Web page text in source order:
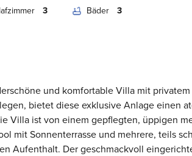
3 Bäder 3
und komfortable Villa mit
bietet diese exklusive Anlage einen
Villa ist von einem gepflegten, üppigen
mit Sonnenterrasse und mehrere, teils
Aufenthalt. Der geschmackvoll